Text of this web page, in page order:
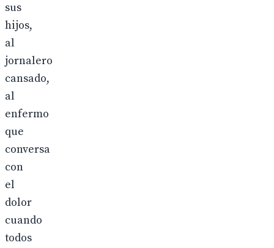
sus
hijos,
al
jornalero
cansado,
al
enfermo
que
conversa
con
el
dolor
cuando
todos